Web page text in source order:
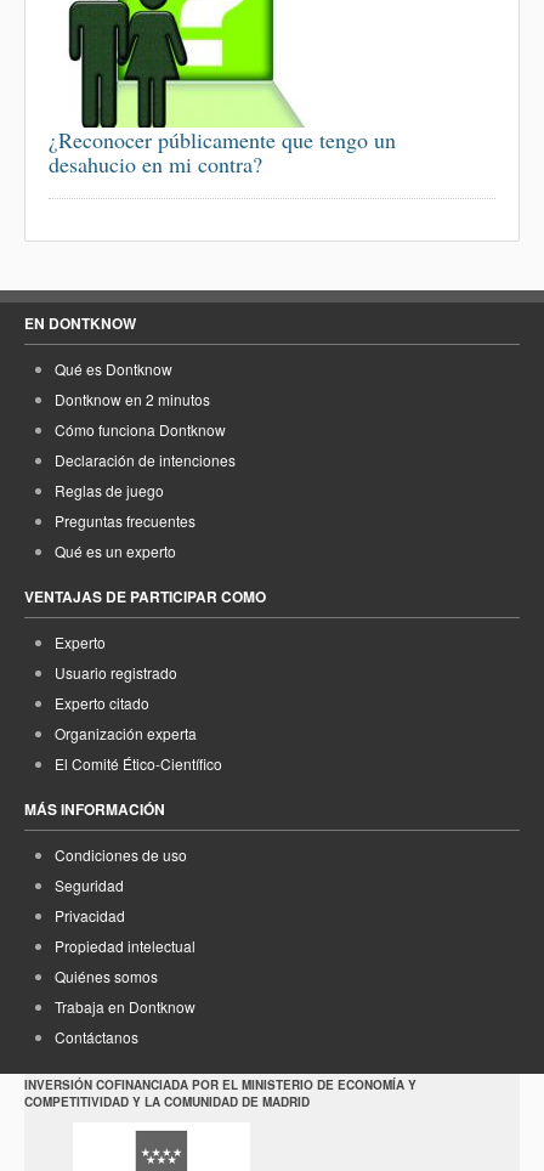
¿Reconocer públicamente que tengo un
desahucio en mi contra?
EN DONTKNOW
Qué es Dontknow
Dontknow en 2 minutos
Cómo funciona Dontknow
Declaración de intenciones
Reglas de juego
Preguntas frecuentes
Qué es un experto
VENTAJAS DE PARTICIPAR COMO
Experto
Usuario registrado
Experto citado
Organización experta
El Comité Ético-Científico
MÁS INFORMACIÓN
Condiciones de uso
Seguridad
Privacidad
Propiedad intelectual
Quiénes somos
Trabaja en Dontknow
Contáctanos
INVERSIÓN COFINANCIADA POR EL MINISTERIO DE ECONOMÍA Y
COMPETITIVIDAD Y LA COMUNIDAD DE MADRID